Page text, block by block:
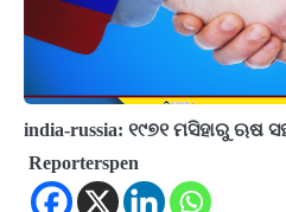
india-russia: ୧୯୭୧ ମସିହାରୁ ଋଷ
Reporterspen